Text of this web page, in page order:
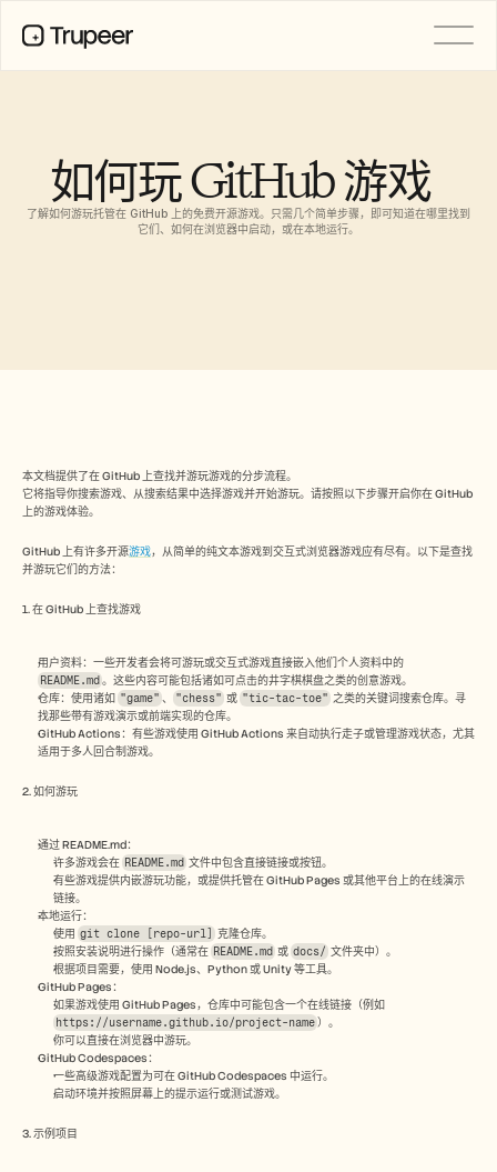
如何玩 GitHub 游戏
了解如何游玩托管在 GitHub 上的免费开源游戏。只需几个简单步骤，即可知道在哪里找到
它们、如何在浏览器中启动，或在本地运行。
本文档提供了在 GitHub 上查找并游玩游戏的分步流程。
它将指导你搜索游戏、从搜索结果中选择游戏并开始游玩。请按照以下步骤开启你在 GitHub
上的游戏体验。
GitHub 上有许多开源游戏，从简单的纯文本游戏到交互式浏览器游戏应有尽有。以下是查找
并游玩它们的方法：
1. 在 GitHub 上查找游戏
README.md。这些内容可能包括诸如可点击的井字棋棋盘之类的创意游戏。
仓库：使用诸如 "game" 、 "chess" 或 "tic-tac-toe" 之类的关键词搜索仓库。寻
找那些带有游戏演示或前端实现的仓库。
GitHub Actions：有些游戏使用 GitHub Actions 来自动执行走子或管理游戏状态，尤其
适用于多人回合制游戏。
2. 如何游玩
通过 README.md：
许多游戏会在 README.md 文件中包含直接链接或按钮。
有些游戏提供内嵌游玩功能，或提供托管在 GitHub Pages 或其他平台上的在线演示
链接。
本地运行：
使用 git clone [repo-url] 克隆仓库。
按照安装说明进行操作（通常在 README.md 或 docs/ 文件夹中）。
根据项目需要，使用 Node.js、Python 或 Unity 等工具。
GitHub Pages：
https://username.github.io/project-name）。
你可以直接在浏览器中游玩。
GitHub Codespaces：
一些高级游戏配置为可在 GitHub Codespaces 中运行。
启动环境并按照屏幕上的提示运行或测试游戏。
3. 示例项目
帮助中心
知识库
AI 虚拟形象
Industry
Free Tools
常见问题
Announcement
Partner Program
变更管理
产品营销
客户成功
培训
See more